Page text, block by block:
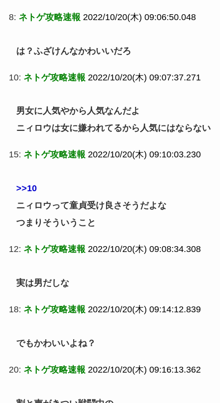
8: ネトゲ攻略速報 2022/10/20(木) 09:06:50.048
は？ふざけんなかわいいだろ
10: ネトゲ攻略速報 2022/10/20(木) 09:07:37.271
男女に人気やから人気なんだよ
ニィロウは女に嫌われてるから人気にはならない
15: ネトゲ攻略速報 2022/10/20(木) 09:10:03.230
>>10
ニィロウって童貞受け良さそうだよな
つまりそういうこと
12: ネトゲ攻略速報 2022/10/20(木) 09:08:34.308
実は男だしな
18: ネトゲ攻略速報 2022/10/20(木) 09:14:12.839
でもかわいいよね？
20: ネトゲ攻略速報 2022/10/20(木) 09:16:13.362